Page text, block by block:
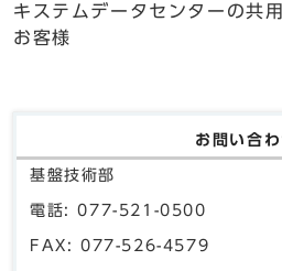
キステムデータセンターの共
お客様
お問い合
基盤技術部
電話: 077-521-0500
FAX: 077-526-4579